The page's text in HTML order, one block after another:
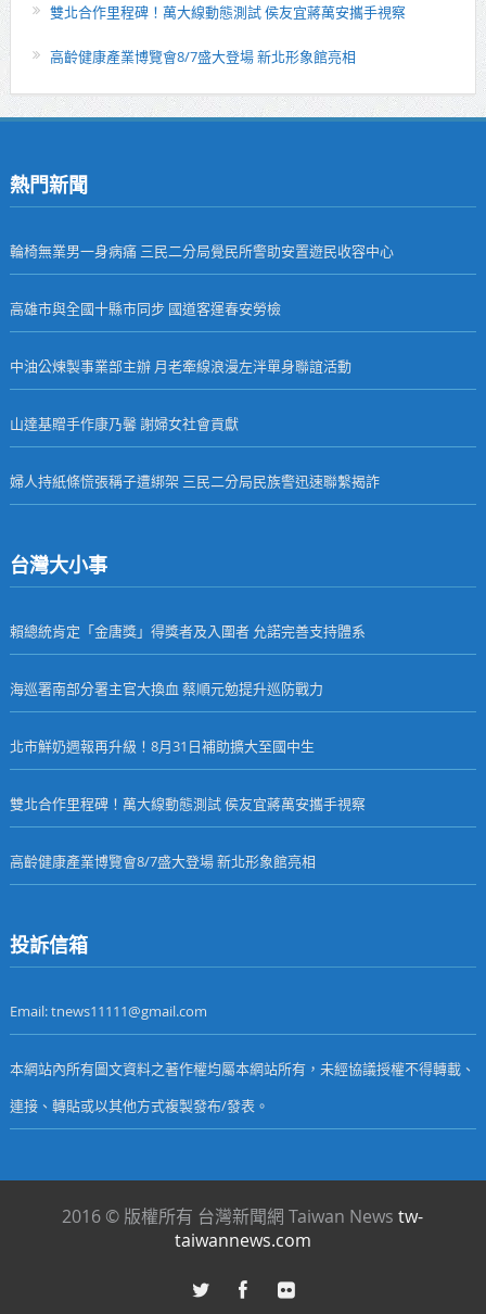
雙北合作里程碑！萬大線動態測試 侯友宜蔣萬安攜手視察
高齡健康產業博覽會8/7盛大登場 新北形象館亮相
熱門新聞
輪椅無業男一身病痛 三民二分局覺民所警助安置遊民收容中心
高雄市與全國十縣市同步 國道客運春安勞檢
中油公煉製事業部主辦 月老牽線浪漫左泮單身聯誼活動
山達基贈手作康乃馨 謝婦女社會貢獻
婦人持紙條慌張稱子遭綁架 三民二分局民族警迅速聯繫揭詐
台灣大小事
賴總統肯定「金唐獎」得獎者及入圍者 允諾完善支持體系
海巡署南部分署主官大換血 蔡順元勉提升巡防戰力
北市鮮奶週報再升級！8月31日補助擴大至國中生
雙北合作里程碑！萬大線動態測試 侯友宜蔣萬安攜手視察
高齡健康產業博覽會8/7盛大登場 新北形象館亮相
投訴信箱
Email: tnews11111@gmail.com
本網站內所有圖文資料之著作權均屬本網站所有，未經協議授權不得轉載、
連接、轉貼或以其他方式複製發布/發表。
2016 © 版權所有 台灣新聞網 Taiwan Newstw-
taiwannews.com